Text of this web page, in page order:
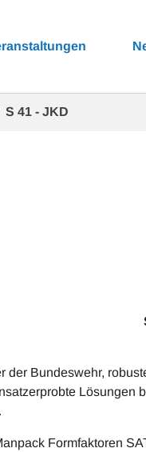
S 41 - JKD
der Bundeswehr,
Lösungen
Formfaktoren